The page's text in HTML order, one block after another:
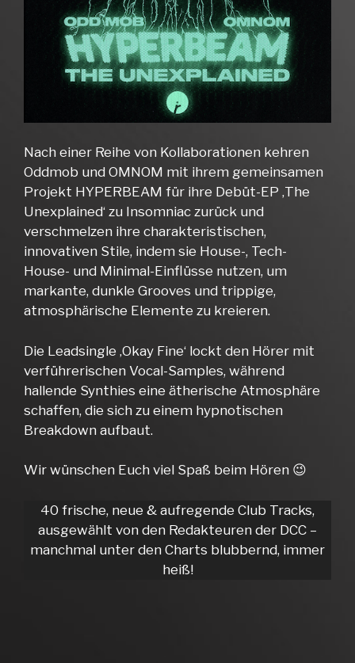
Nach einer Reihe von Kollaborationen kehren
Oddmob und OMNOM mit ihrem gemeinsamen
Projekt HYPERBEAM für ihre Debüt-EP ‚The
Unexplained‘ zu Insomniac zurück und
verschmelzen ihre charakteristischen,
innovativen Stile, indem sie House-, Tech-
House- und Minimal-Einflüsse nutzen, um
markante, dunkle Grooves und trippige,
atmosphärische Elemente zu kreieren.
Die Leadsingle ‚Okay Fine‘ lockt den Hörer mit
verführerischen Vocal-Samples, während
hallende Synthies eine ätherische Atmosphäre
schaffen, die sich zu einem hypnotischen
Breakdown aufbaut.
Wir wünschen Euch viel Spaß beim Hören 😉
40 frische, neue & aufregende Club Tracks,
ausgewählt von den Redakteuren der DCC –
manchmal unter den Charts blubbernd, immer
heiß!